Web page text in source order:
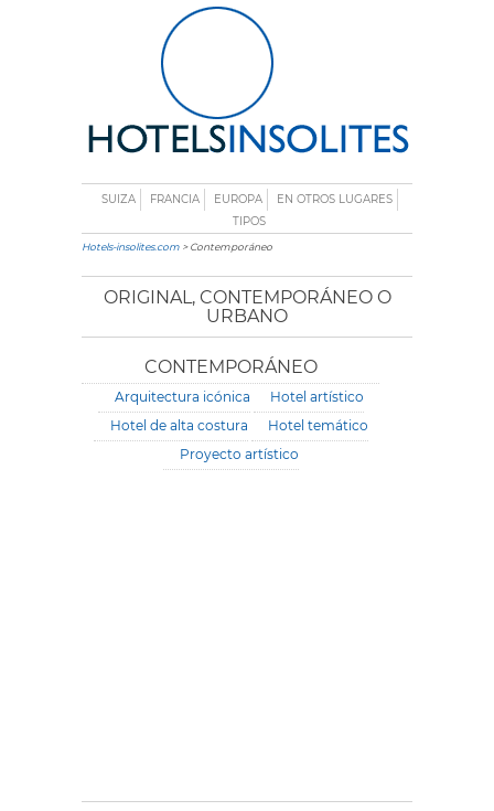
SUIZA FRANCIA EUROPA
EN OTROS LUGARES
TIPOS
Hotels-insolites.com > Contemporáneo
ORIGINAL, CONTEMPORÁNEO O
URBANO
CONTEMPORÁNEO
Arquitectura icónica
Hotel artístico
Hotel de alta costura
Hotel temático
Proyecto artístico